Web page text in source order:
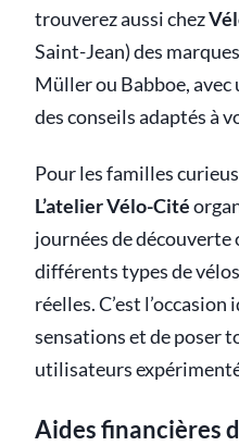
trouverez aussi chez
Saint-Jean) des
Müller ou Babboe, avec
des conseils adaptés à
Pour les familles
L’atelier Vélo-Cité
journées de découverte
différents types de
réelles. C’est
sensations et de poser
utilisateurs
Aides financières